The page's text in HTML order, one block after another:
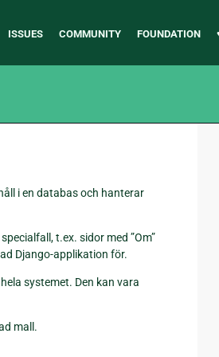
ISSUES COMMUNITY FOUNDATION
i en databas och hanterar
t.ex. sidor med ”Om”
Django-applikation för.
systemet. Den kan vara
mall.